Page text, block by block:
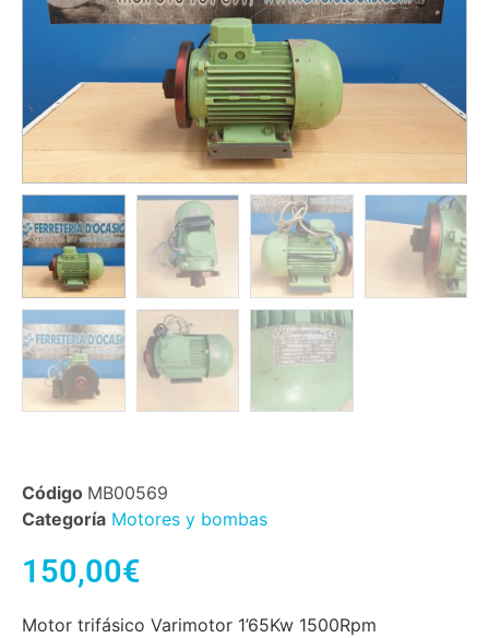
Código MB00569
Categoría Motores y bombas
150,00€
Motor trifásico Varimotor 1’65Kw 1500Rpm